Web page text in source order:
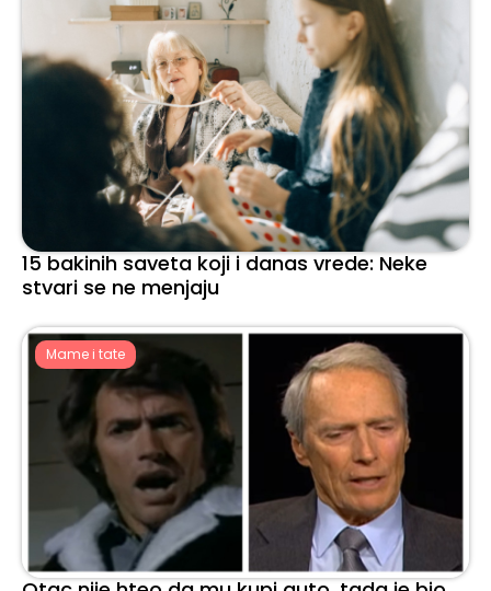
15 bakinih saveta koji i danas vrede: Neke
stvari se ne menjaju
Mame i tate